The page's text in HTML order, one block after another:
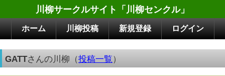
川柳サークルサイト「川柳センクル」
ホーム 川柳投稿 新規登録 ログイン
GATTさんの川柳（投稿一覧）